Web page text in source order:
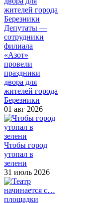
Депутаты —
сотрудники
филиала
«Азот»
провели
праздники
двора для
жителей города
Березники
01 авг 2026
Чтобы город
утопал в
зелени
31 июль 2026